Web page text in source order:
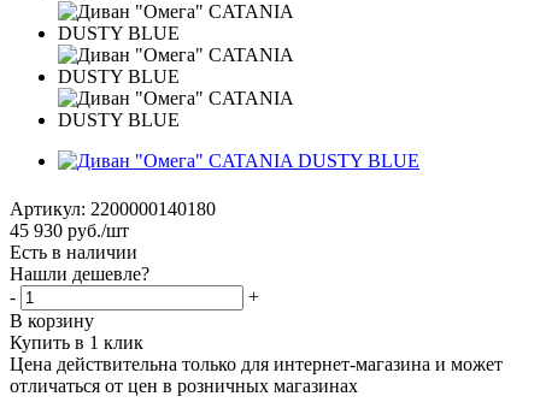
Артикул: 2200000140180
45 930 руб./шт
Есть в наличии
Нашли дешевле?
-
+
В корзину
Купить в 1 клик
Цена действительна только для интернет-магазина и может
отличаться от цен в розничных магазинах